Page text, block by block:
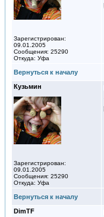
Зарегистрирован:
09.01.2005
Сообщения: 25290
Откуда: Уфа
Вернуться к началу
Кузьмин
Зарегистрирован:
09.01.2005
Сообщения: 25290
Откуда: Уфа
Вернуться к началу
DimTF